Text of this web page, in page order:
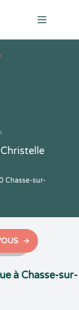
Open
Chasse-sur-
à Chasse-sur-